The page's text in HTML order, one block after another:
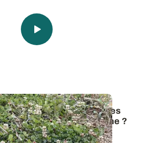
de l’Expé de l’AREP : les
comment ça marche ?
Régionale pour l’Etude des